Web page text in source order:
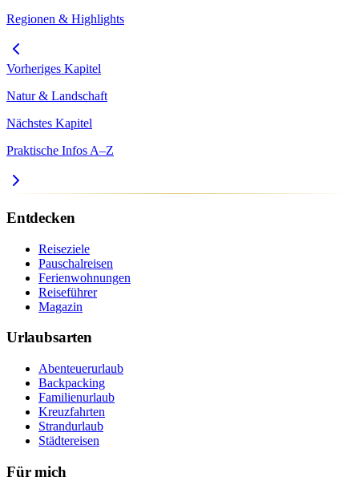
Regionen & Highlights
Vorheriges Kapitel
Natur & Landschaft
Nächstes Kapitel
Praktische Infos A–Z
Entdecken
Reiseziele
Pauschalreisen
Ferienwohnungen
Reiseführer
Magazin
Urlaubsarten
Abenteuerurlaub
Backpacking
Familienurlaub
Kreuzfahrten
Strandurlaub
Städtereisen
Für mich